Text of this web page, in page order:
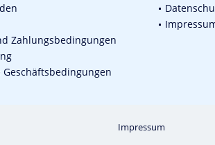
Zahlungsbedingungen
Geschäftsbedingungen
Impressum